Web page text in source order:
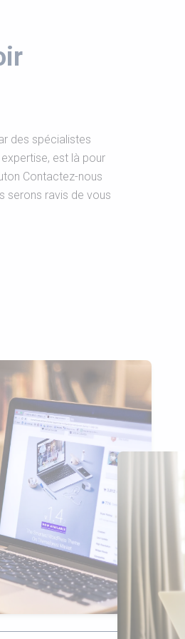
des spécialistes
est là pour
Contactez-nous
serons ravis de vous